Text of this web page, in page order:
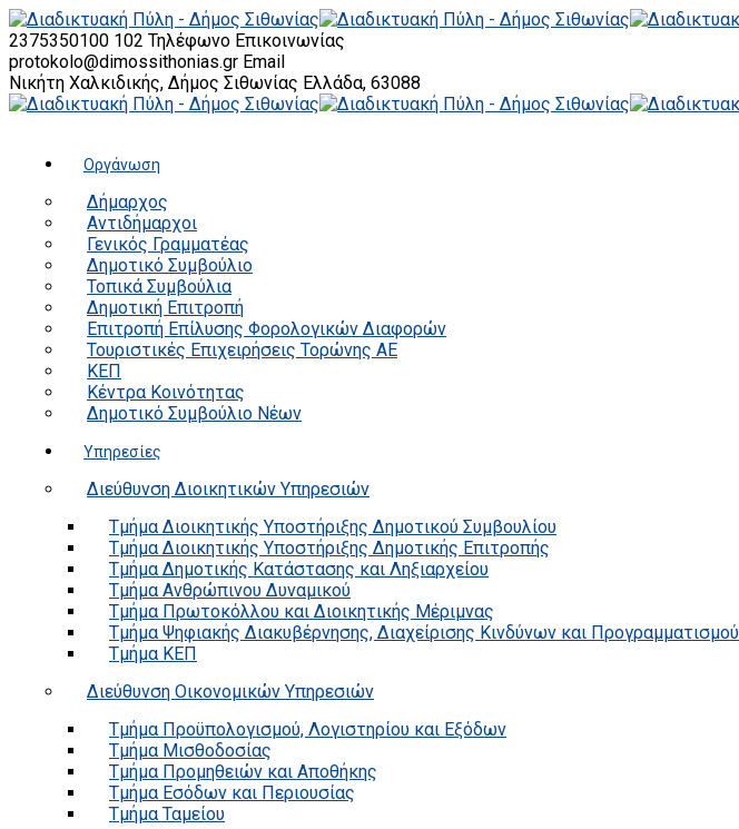
2375350100 102 Τηλέφωνο Επικοινωνίας
protokolo@dimossithonias.gr Email
Νικήτη Χαλκιδικής, Δήμος Σιθωνίας Ελλάδα, 63088
Οργάνωση
Δήμαρχος
Αντιδήμαρχοι
Γενικός Γραμματέας
Δημοτικό Συμβούλιο
Τοπικά Συμβούλια
Δημοτική Επιτροπή
Επιτροπή Επίλυσης Φορολογικών Διαφορών
Τουριστικές Επιχειρήσεις Τορώνης ΑΕ
ΚΕΠ
Κέντρα Κοινότητας
Δημοτικό Συμβούλιο Νέων
Υπηρεσίες
Διεύθυνση Διοικητικών Υπηρεσιών
Τμήμα Διοικητικής Υποστήριξης Δημοτικού Συμβουλίου
Τμήμα Διοικητικής Υποστήριξης Δημοτικής Επιτροπής
Τμήμα Δημοτικής Κατάστασης και Ληξιαρχείου
Τμήμα Ανθρώπινου Δυναμικού
Τμήμα Πρωτοκόλλου και Διοικητικής Μέριμνας
Τμήμα Ψηφιακής Διακυβέρνησης, Διαχείρισης Κινδύνων και Προγραμματισμού
Τμήμα ΚΕΠ
Διεύθυνση Οικονομικών Υπηρεσιών
Τμήμα Προϋπολογισμού, Λογιστηρίου και Εξόδων
Τμήμα Μισθοδοσίας
Τμήμα Προμηθειών και Αποθήκης
Τμήμα Εσόδων και Περιουσίας
Τμήμα Ταμείου